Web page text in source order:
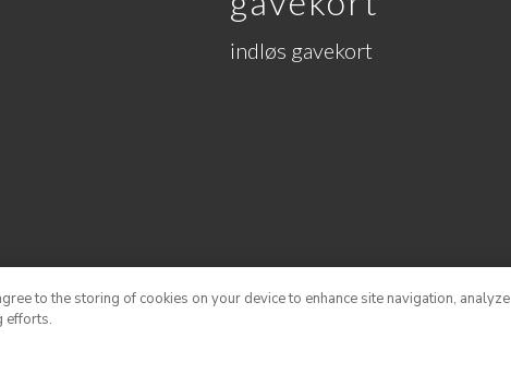
indløs gavekort
to the storing of cookies on your device to enhance site navigation, analyze
efforts.